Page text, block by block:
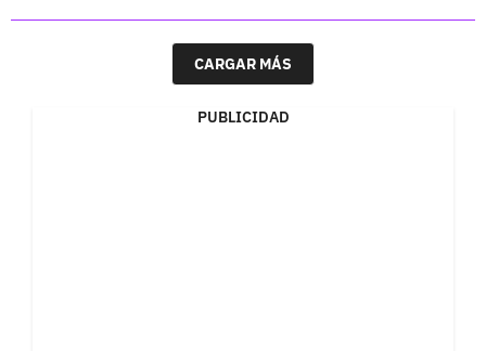
CARGAR MÁS
PUBLICIDAD